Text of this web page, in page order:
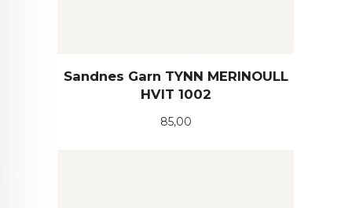
Sandnes Garn TYNN MERINOULL
HVIT 1002
Pris
85,00